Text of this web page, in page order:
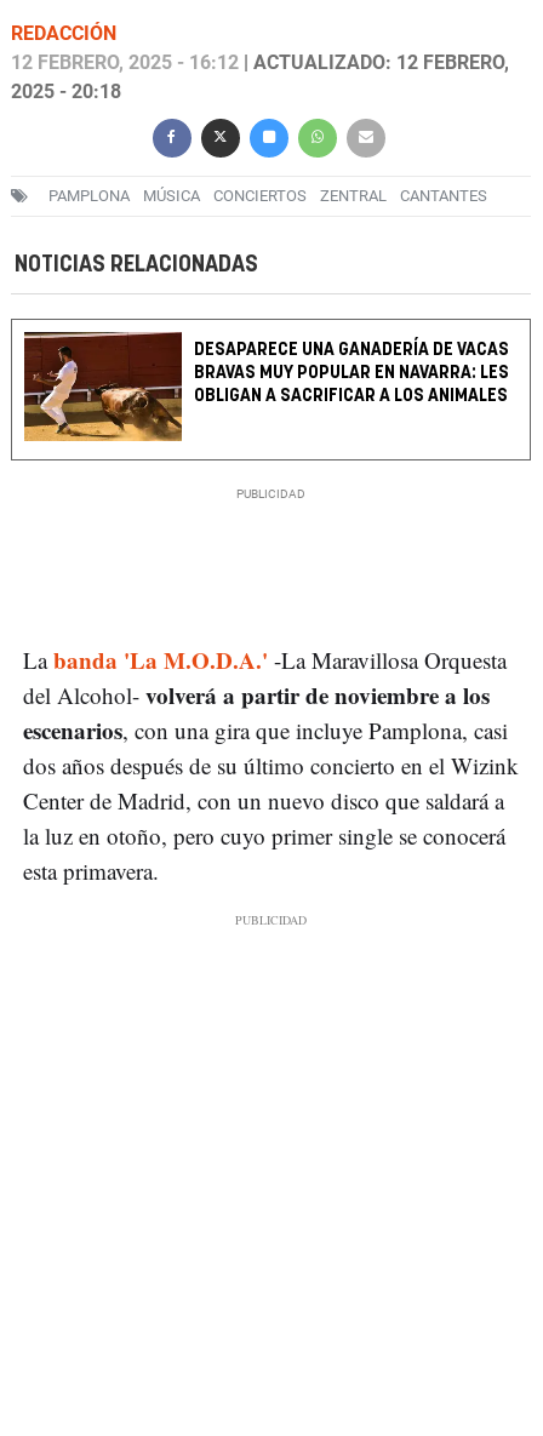
REDACCIÓN
12 FEBRERO, 2025 - 16:12 | ACTUALIZADO: 12 FEBRERO,
2025 - 20:18
PAMPLONA MÚSICA CONCIERTOS ZENTRAL CANTANTES
NOTICIAS RELACIONADAS
DESAPARECE UNA GANADERÍA DE VACAS
BRAVAS MUY POPULAR EN NAVARRA: LES
OBLIGAN A SACRIFICAR A LOS ANIMALES
Labanda 'La M.O.D.A.' -La Maravillosa Orquesta
del Alcohol- volverá a partir de noviembre a los
escenarios, con una gira que incluye Pamplona, casi
dos años después de su último concierto en el Wizink
Center de Madrid, con un nuevo disco que saldará a
la luz en otoño, pero cuyo primer single se conocerá
esta primavera.